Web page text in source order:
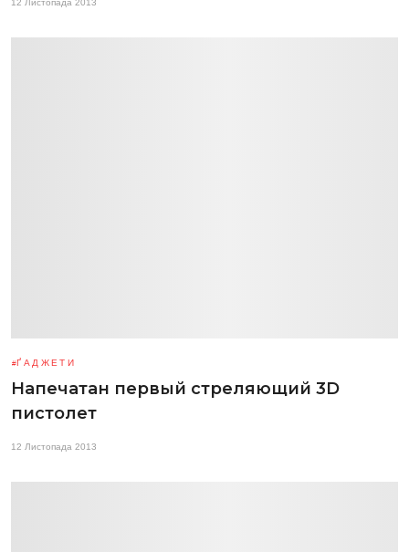
12 Листопада 2013
ҐАДЖЕТИ
Напечатан первый стреляющий 3D
пистолет
12 Листопада 2013